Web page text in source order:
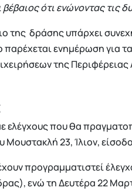
ότι ενώνοντας τις
της δράσης υπάρχει
παρέχεται ενημέρωση για
της Περιφέρειας
ελέγχους που θα
23, Ίλιον,
προγραμματιστεί
ενώ τη Δευτέρα 22